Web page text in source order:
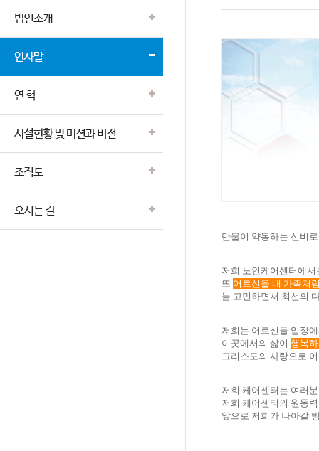
만물이 약동하는 신비
저희 노인케어센터에
또 어르신을 내 가족처
늘 고민하면서 최선의
저희는 어르신들 입장
이곳에서의 삶이 행복
그리스도의 사랑으로
저희 케어센터는 여러
저희 케어센터의 원동
앞으로 저희가 나아갈